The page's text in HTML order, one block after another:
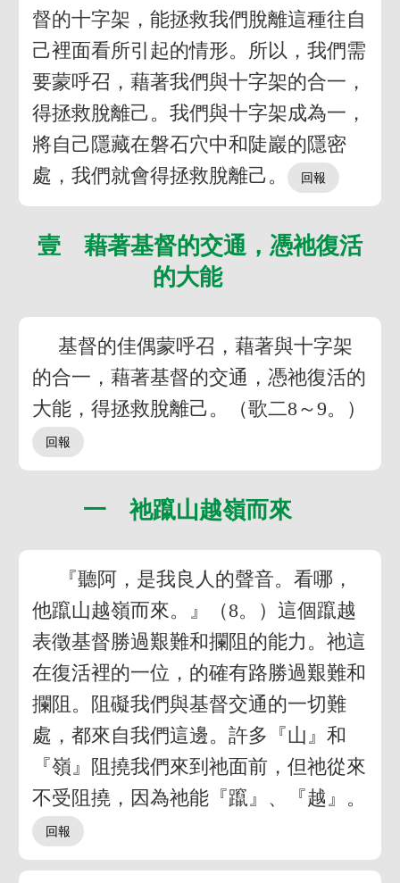
督的十字架，能拯救我們脫離這種往自
己裡面看所引起的情形。所以，我們需
要蒙呼召，藉著我們與十字架的合一，
得拯救脫離己。我們與十字架成為一，
將自己隱藏在磐石穴中和陡巖的隱密
處，我們就會得拯救脫離己。
壹 藉著基督的交通，憑祂復活
的大能
基督的佳偶蒙呼召，藉著與十字架
的合一，藉著基督的交通，憑祂復活的
大能，得拯救脫離己。（歌二8～9。）
一 祂躥山越嶺而來
『聽阿，是我良人的聲音。看哪，
他躥山越嶺而來。』（8。）這個躥越
表徵基督勝過艱難和攔阻的能力。祂這
在復活裡的一位，的確有路勝過艱難和
攔阻。阻礙我們與基督交通的一切難
處，都來自我們這邊。許多『山』和
『嶺』阻撓我們來到祂面前，但祂從來
不受阻撓，因為祂能『躥』、『越』。